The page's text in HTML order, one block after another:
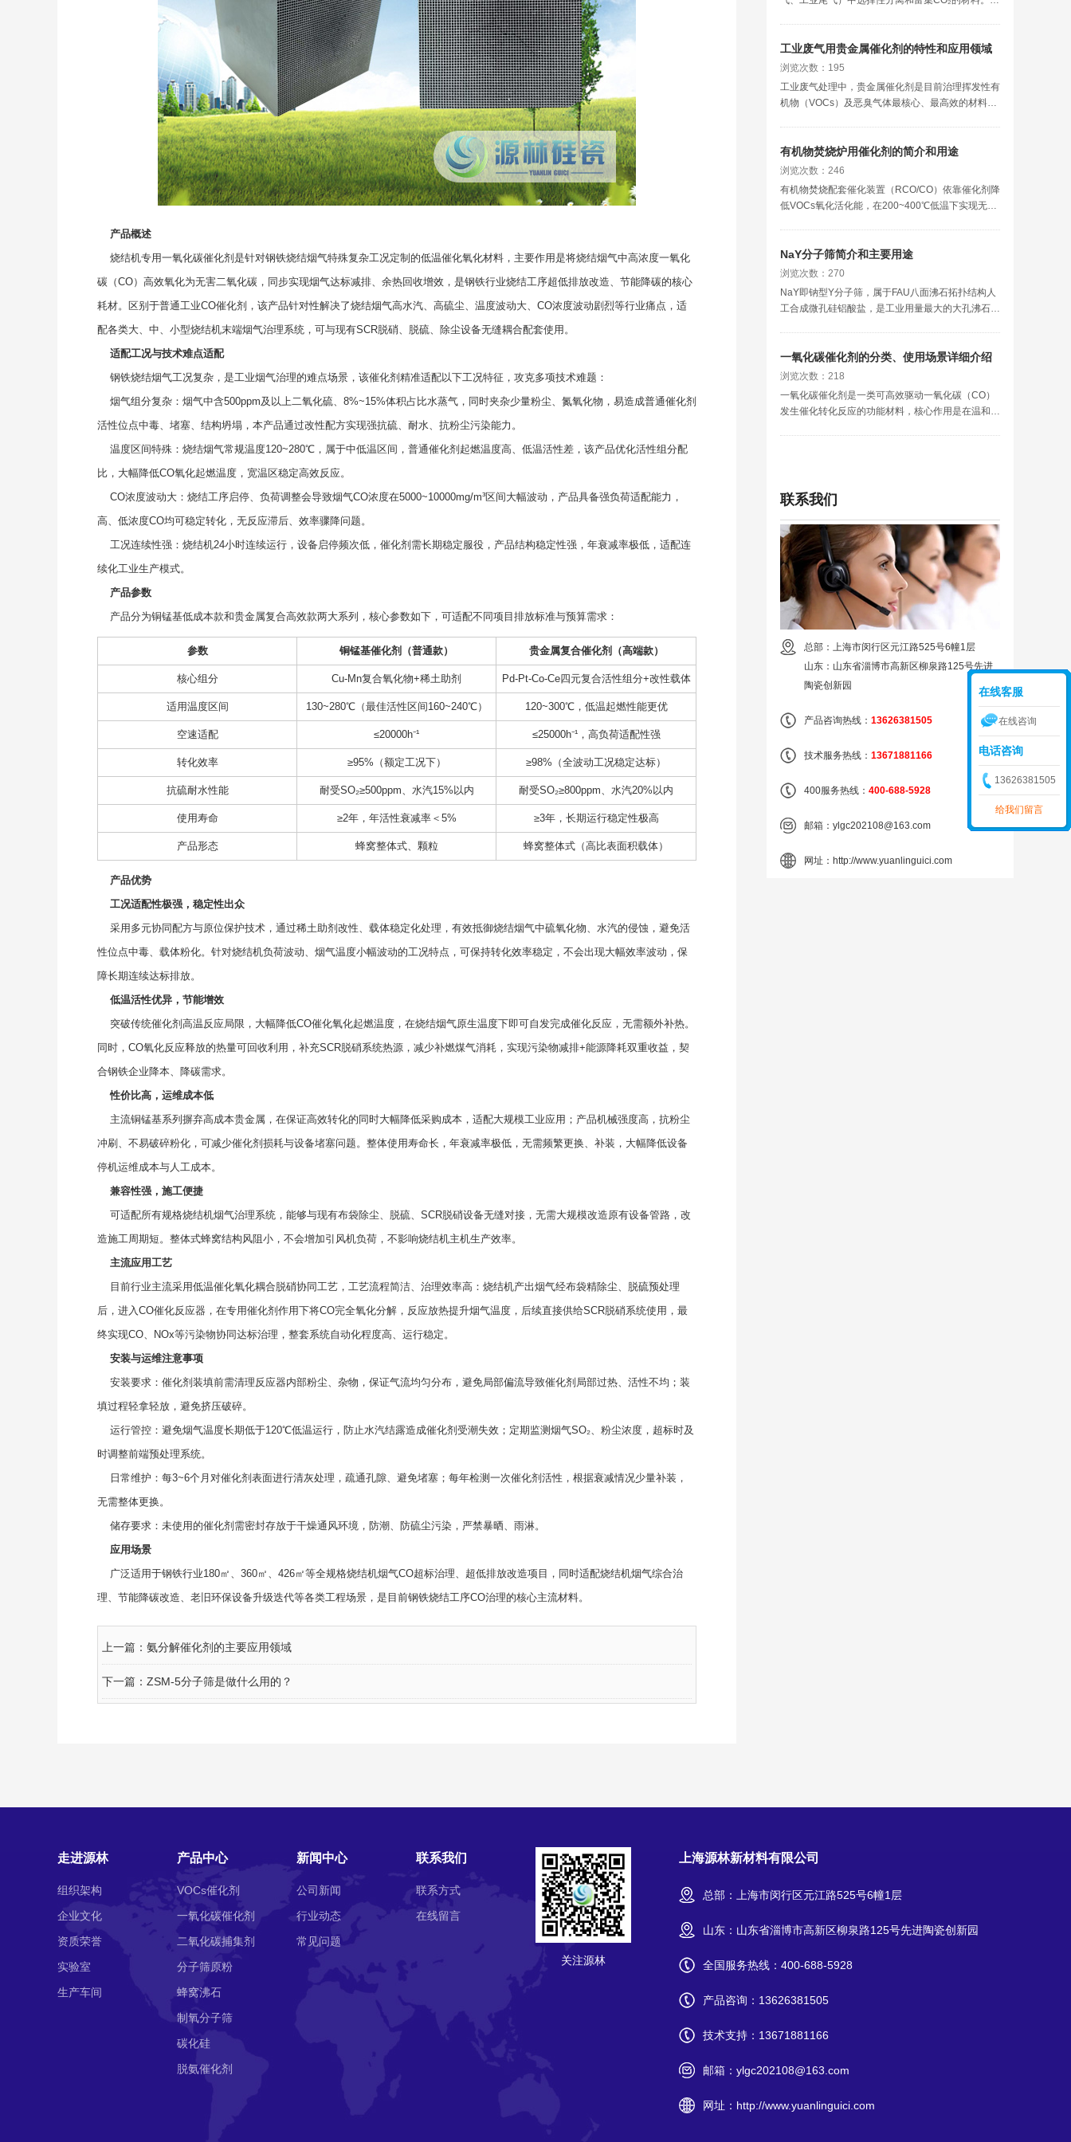
产品概述
烧结机专用一氧化碳催化剂是针对钢铁烧结烟气特殊复杂工况定制的低温催化氧化材料，主要作用是将烧结烟气中高浓度一氧化
碳（CO）高效氧化为无害二氧化碳，同步实现烟气达标减排、余热回收增效，是钢铁行业烧结工序超低排放改造、节能降碳的核心
耗材。区别于普通工业CO催化剂，该产品针对性解决了烧结烟气高水汽、高硫尘、温度波动大、CO浓度波动剧烈等行业痛点，适
配各类大、中、小型烧结机末端烟气治理系统，可与现有SCR脱硝、脱硫、除尘设备无缝耦合配套使用。
适配工况与技术难点适配
钢铁烧结烟气工况复杂，是工业烟气治理的难点场景，该催化剂精准适配以下工况特征，攻克多项技术难题：
烟气组分复杂：烟气中含500ppm及以上二氧化硫、8%~15%体积占比水蒸气，同时夹杂少量粉尘、氮氧化物，易造成普通催化剂
活性位点中毒、堵塞、结构坍塌，本产品通过改性配方实现强抗硫、耐水、抗粉尘污染能力。
温度区间特殊：烧结烟气常规温度120~280℃，属于中低温区间，普通催化剂起燃温度高、低温活性差，该产品优化活性组分配
比，大幅降低CO氧化起燃温度，宽温区稳定高效反应。
CO浓度波动大：烧结工序启停、负荷调整会导致烟气CO浓度在5000~10000mg/m³区间大幅波动，产品具备强负荷适配能力，
高、低浓度CO均可稳定转化，无反应滞后、效率骤降问题。
工况连续性强：烧结机24小时连续运行，设备启停频次低，催化剂需长期稳定服役，产品结构稳定性强，年衰减率极低，适配连
续化工业生产模式。
产品参数
产品分为铜锰基低成本款和贵金属复合高效款两大系列，核心参数如下，可适配不同项目排放标准与预算需求：
参数 铜锰基催化剂（普通款） 贵金属复合催化剂（高端款）
核心组分 Cu-Mn复合氧化物+稀土助剂 Pd-Pt-Co-Ce四元复合活性组分+改性载体
适用温度区间 130~280℃（最佳活性区间160~240℃） 120~300℃，低温起燃性能更优
空速适配 ≤20000h⁻¹ ≤25000h⁻¹，高负荷适配性强
转化效率 ≥95%（额定工况下） ≥98%（全波动工况稳定达标）
抗硫耐水性能 耐受SO₂≥500ppm、水汽15%以内 耐受SO₂≥800ppm、水汽20%以内
使用寿命 ≥2年，年活性衰减率＜5% ≥3年，长期运行稳定性极高
产品形态 蜂窝整体式、颗粒 蜂窝整体式（高比表面积载体）
产品优势
工况适配性极强，稳定性出众
采用多元协同配方与原位保护技术，通过稀土助剂改性、载体稳定化处理，有效抵御烧结烟气中硫氧化物、水汽的侵蚀，避免活
性位点中毒、载体粉化。针对烧结机负荷波动、烟气温度小幅波动的工况特点，可保持转化效率稳定，不会出现大幅效率波动，保
障长期连续达标排放。
低温活性优异，节能增效
突破传统催化剂高温反应局限，大幅降低CO催化氧化起燃温度，在烧结烟气原生温度下即可自发完成催化反应，无需额外补热。
同时，CO氧化反应释放的热量可回收利用，补充SCR脱硝系统热源，减少补燃煤气消耗，实现污染物减排+能源降耗双重收益，契
合钢铁企业降本、降碳需求。
性价比高，运维成本低
主流铜锰基系列摒弃高成本贵金属，在保证高效转化的同时大幅降低采购成本，适配大规模工业应用；产品机械强度高，抗粉尘
冲刷、不易破碎粉化，可减少催化剂损耗与设备堵塞问题。整体使用寿命长，年衰减率极低，无需频繁更换、补装，大幅降低设备
停机运维成本与人工成本。
兼容性强，施工便捷
可适配所有规格烧结机烟气治理系统，能够与现有布袋除尘、脱硫、SCR脱硝设备无缝对接，无需大规模改造原有设备管路，改
造施工周期短。整体式蜂窝结构风阻小，不会增加引风机负荷，不影响烧结机主机生产效率。
主流应用工艺
目前行业主流采用低温催化氧化耦合脱硝协同工艺，工艺流程简洁、治理效率高：烧结机产出烟气经布袋精除尘、脱硫预处理
后，进入CO催化反应器，在专用催化剂作用下将CO完全氧化分解，反应放热提升烟气温度，后续直接供给SCR脱硝系统使用，最
终实现CO、NOx等污染物协同达标治理，整套系统自动化程度高、运行稳定。
安装与运维注意事项
安装要求：催化剂装填前需清理反应器内部粉尘、杂物，保证气流均匀分布，避免局部偏流导致催化剂局部过热、活性不均；装
填过程轻拿轻放，避免挤压破碎。
运行管控：避免烟气温度长期低于120℃低温运行，防止水汽结露造成催化剂受潮失效；定期监测烟气SO₂、粉尘浓度，超标时及
时调整前端预处理系统。
日常维护：每3~6个月对催化剂表面进行清灰处理，疏通孔隙、避免堵塞；每年检测一次催化剂活性，根据衰减情况少量补装，
无需整体更换。
储存要求：未使用的催化剂需密封存放于干燥通风环境，防潮、防硫尘污染，严禁暴晒、雨淋。
应用场景
广泛适用于钢铁行业180㎡、360㎡、426㎡等全规格烧结机烟气CO超标治理、超低排放改造项目，同时适配烧结机烟气综合治
理、节能降碳改造、老旧环保设备升级迭代等各类工程场景，是目前钢铁烧结工序CO治理的核心主流材料。
上一篇： 氨分解催化剂的主要应用领域
下一篇： ZSM-5分子筛是做什么用的？
工业废气用贵金属催化剂的特性和应用领域
浏览次数：195
工业废气处理中，贵金属催化剂是目前治理挥发性有
机物（VOCs）及恶臭气体最核心、最高效的材料之
有机物焚烧炉用催化剂的简介和用途
浏览次数：246
有机物焚烧配套催化装置（RCO/CO）依靠催化剂降
低VOCs氧化活化能，在200~400℃低温下实现无焰
率可达98%以上。
NaY分子筛简介和主要用途
浏览次数：270
NaY即钠型Y分子筛，属于FAU八面沸石拓扑结构人
工合成微孔硅铝酸盐，是工业用量最大的大孔沸石原
一氧化碳催化剂的分类、使用场景详细介绍
浏览次数：218
一氧化碳催化剂是一类可高效驱动一氧化碳（CO）
发生催化转化反应的功能材料，核心作用是在温和工
安全防护及化工合成领域的核心关键材料。
联系我们
总部：上海市闵行区元江路525号6幢1层
山东：山东省淄博市高新区柳泉路125号先进
陶瓷创新园
产品咨询热线：13626381505
技术服务热线：13671881166
400服务热线：400-688-5928
邮箱：ylgc202108@163.com
网址：http://www.yuanlinguici.com
走进源林
组织架构
企业文化
资质荣誉
实验室
生产车间
产品中心
VOCs催化剂
一氧化碳催化剂
二氧化碳捕集剂
分子筛原粉
蜂窝沸石
制氧分子筛
碳化硅
脱氨催化剂
新闻中心
公司新闻
行业动态
常见问题
联系我们
联系方式
在线留言
关注源林
上海源林新材料有限公司
总部：上海市闵行区元江路525号6幢1层
山东：山东省淄博市高新区柳泉路125号先进陶瓷创新园
全国服务热线： 400-688-5928
产品咨询： 13626381505
技术支持： 13671881166
邮箱： ylgc202108@163.com
网址： http://www.yuanlinguici.com
在线客服
在线咨询
电话咨询
13626381505
给我们留言